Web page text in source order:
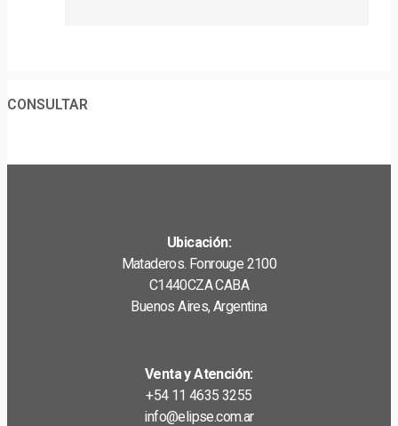
CONSULTAR
Ubicación:
Mataderos. Fonrouge 2100
C1440CZA CABA
Buenos Aires, Argentina
Venta y Atención:
+54 11 4635 3255
info@elipse.com.ar